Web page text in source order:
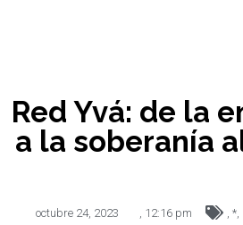
Red Yvá: de la
a la soberanía
octubre 24, 2023 12:16 pm *,